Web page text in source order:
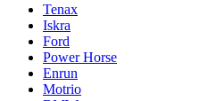
Tenax
Iskra
Ford
Power Horse
Enrun
Motrio